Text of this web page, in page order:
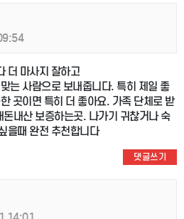
더 마사지 잘하고
는 사람으로 보내줍니다. 특히 제일 좋
곳이면 특히 더 좋아요. 가족 단체로 받
내산 보증하는곳. 나가기 귀찮거나 숙
을때 완전 추천합니다
댓글쓰기